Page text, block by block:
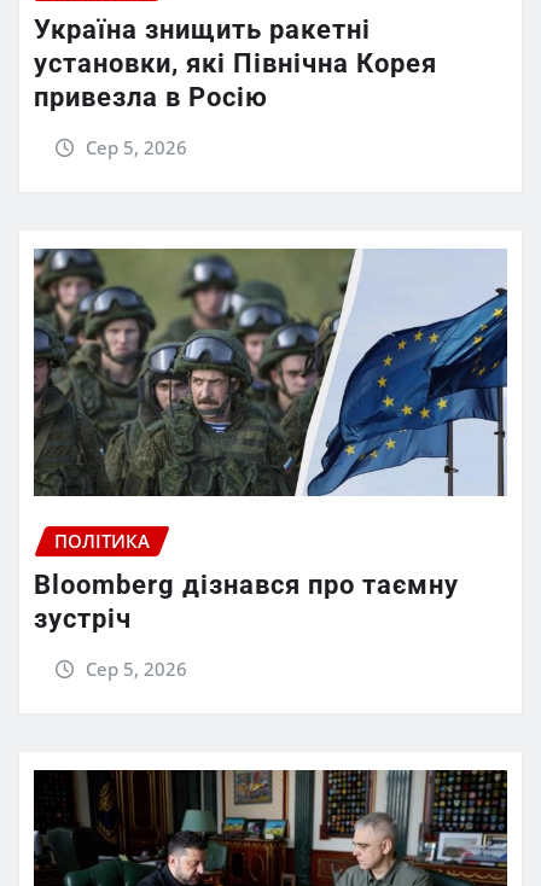
Україна знищить ракетні
установки, які Північна Корея
привезла в Росію
Сер 5, 2026
ПОЛІТИКА
Bloomberg дізнався про таємну
зустріч
Сер 5, 2026